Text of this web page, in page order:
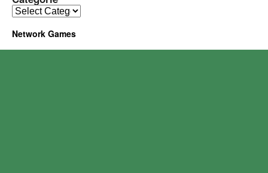
Network Games